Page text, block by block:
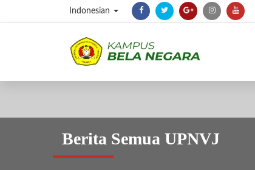
Indonesian
Berita Semua UPNVJ